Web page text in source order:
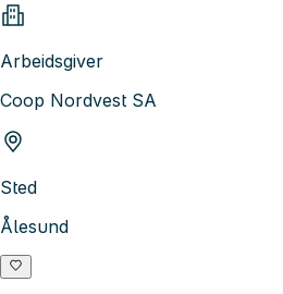
Arbeidsgiver
Coop Nordvest SA
Sted
Ålesund